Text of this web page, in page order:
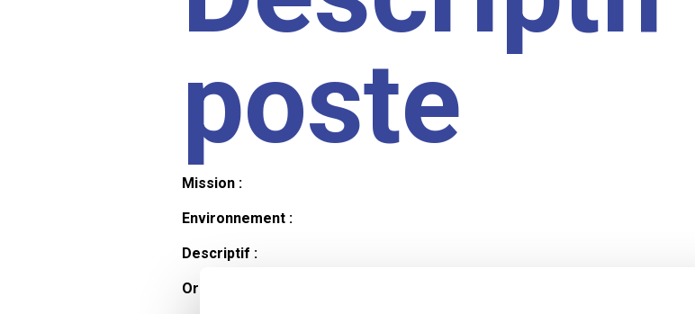
poste
Mission :
Environnement :
Descriptif :
Organisation et horaires :